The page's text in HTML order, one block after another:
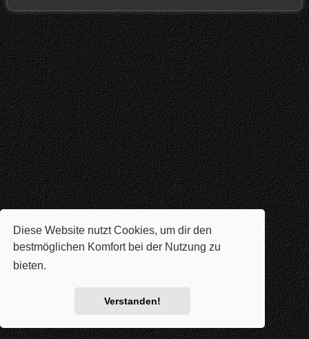
Diese Website nutzt Cookies, um dir den
bestmöglichen Komfort bei der Nutzung zu
bieten.
Verstanden!